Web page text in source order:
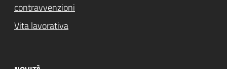
contravvenzioni
Vita lavorativa